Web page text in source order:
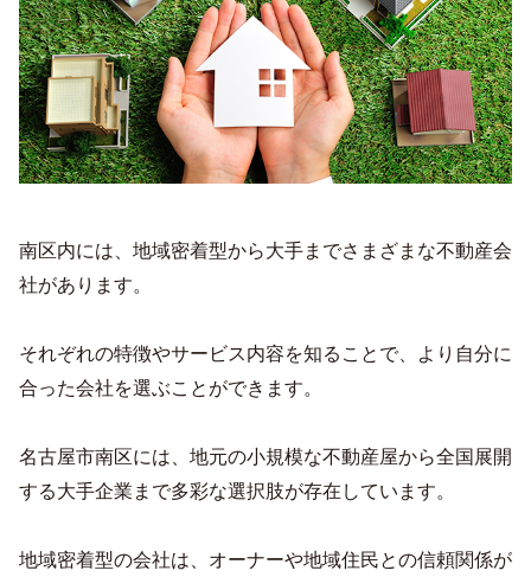
南区内には、地域密着型から大手までさまざまな不動産会
社があります。
それぞれの特徴やサービス内容を知ることで、より自分に
合った会社を選ぶことができます。
名古屋市南区には、地元の小規模な不動産屋から全国展開
する大手企業まで多彩な選択肢が存在しています。
地域密着型の会社は、オーナーや地域住民との信頼関係が